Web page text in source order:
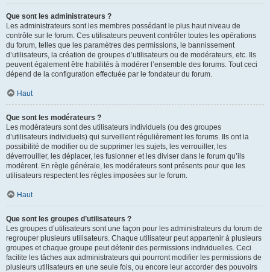
Que sont les administrateurs ?
Les administrateurs sont les membres possédant le plus haut niveau de
contrôle sur le forum. Ces utilisateurs peuvent contrôler toutes les opérations
du forum, telles que les paramètres des permissions, le bannissement
d’utilisateurs, la création de groupes d’utilisateurs ou de modérateurs, etc. Ils
peuvent également être habilités à modérer l’ensemble des forums. Tout ceci
dépend de la configuration effectuée par le fondateur du forum.
Haut
Que sont les modérateurs ?
Les modérateurs sont des utilisateurs individuels (ou des groupes
d’utilisateurs individuels) qui surveillent régulièrement les forums. Ils ont la
possibilité de modifier ou de supprimer les sujets, les verrouiller, les
déverrouiller, les déplacer, les fusionner et les diviser dans le forum qu’ils
modèrent. En règle générale, les modérateurs sont présents pour que les
utilisateurs respectent les règles imposées sur le forum.
Haut
Que sont les groupes d’utilisateurs ?
Les groupes d’utilisateurs sont une façon pour les administrateurs du forum de
regrouper plusieurs utilisateurs. Chaque utilisateur peut appartenir à plusieurs
groupes et chaque groupe peut détenir des permissions individuelles. Ceci
facilite les tâches aux administrateurs qui pourront modifier les permissions de
plusieurs utilisateurs en une seule fois, ou encore leur accorder des pouvoirs